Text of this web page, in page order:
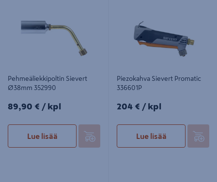
Pehmeäliekkipoltin Sievert
Ø38mm 352990
89,90€/kpl
89,90 € / kpl
Lue lisää
Piezokahva Sievert Promatic
336601P
204€/kpl
204 € / kpl
Lue lisää